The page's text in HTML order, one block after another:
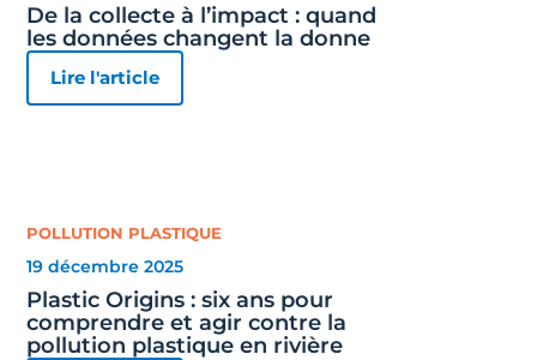
De la collecte à l’impact : quand
les données changent la donne
Lire l'article
POLLUTION PLASTIQUE
19 décembre 2025
Plastic Origins : six ans pour
comprendre et agir contre la
pollution plastique en rivière